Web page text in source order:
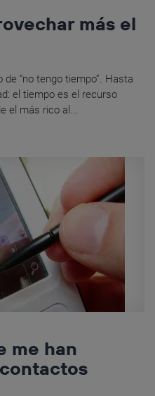
más el
“no tengo tiempo”. Hasta
el tiempo es el recurso
el más rico al...
me han